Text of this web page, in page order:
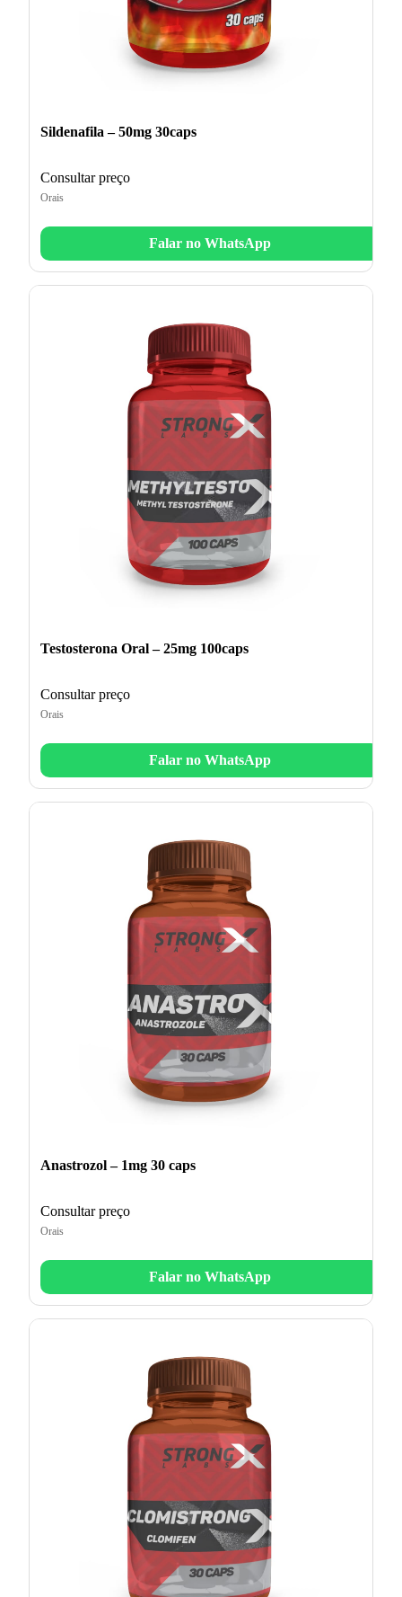
Sildenafila – 50mg 30caps
Consultar preço
Orais
Falar no WhatsApp
Testosterona Oral – 25mg 100caps
Consultar preço
Orais
Falar no WhatsApp
Anastrozol – 1mg 30 caps
Consultar preço
Orais
Falar no WhatsApp